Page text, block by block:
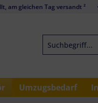
am gleichen Tag versandt ²
Umzugsbedarf